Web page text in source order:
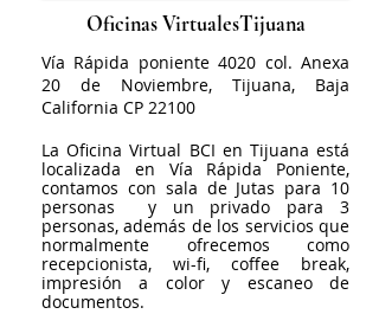
Oficinas VirtualesTijuana
Vía Rápida poniente 4020 col. Anexa
20 de Noviembre, Tijuana, Baja
California CP 22100
La Oficina Virtual BCI en Tijuana está
localizada en Vía Rápida Poniente,
contamos con sala de Jutas para 10
personas y un privado para 3
personas, además de los servicios que
normalmente ofrecemos como
recepcionista, wi-fi, coffee break,
impresión a color y escaneo de
documentos.